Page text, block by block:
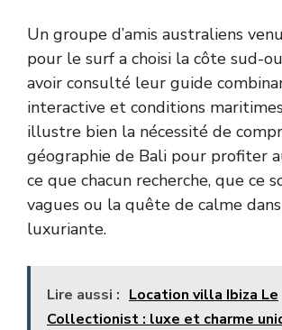
Un groupe d’amis australiens
pour le surf a choisi la côte sud-
avoir consulté leur guide
interactive et conditions
illustre bien la nécessité de
géographie de Bali pour profiter
ce que chacun recherche, que ce
vagues ou la quête de calme
luxuriante.
Lire aussi : Location villa Ibiza Le
Collectionist : luxe et charme